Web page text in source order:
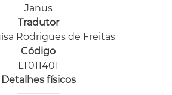
Janus
Tradutor
Rodrigues de Freitas
Código
LT011401
Detalhes físicos